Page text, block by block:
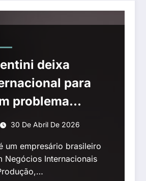
deixa
para
problema
30 De Abril De 2026
um empresário brasileiro
Negócios Internacionais